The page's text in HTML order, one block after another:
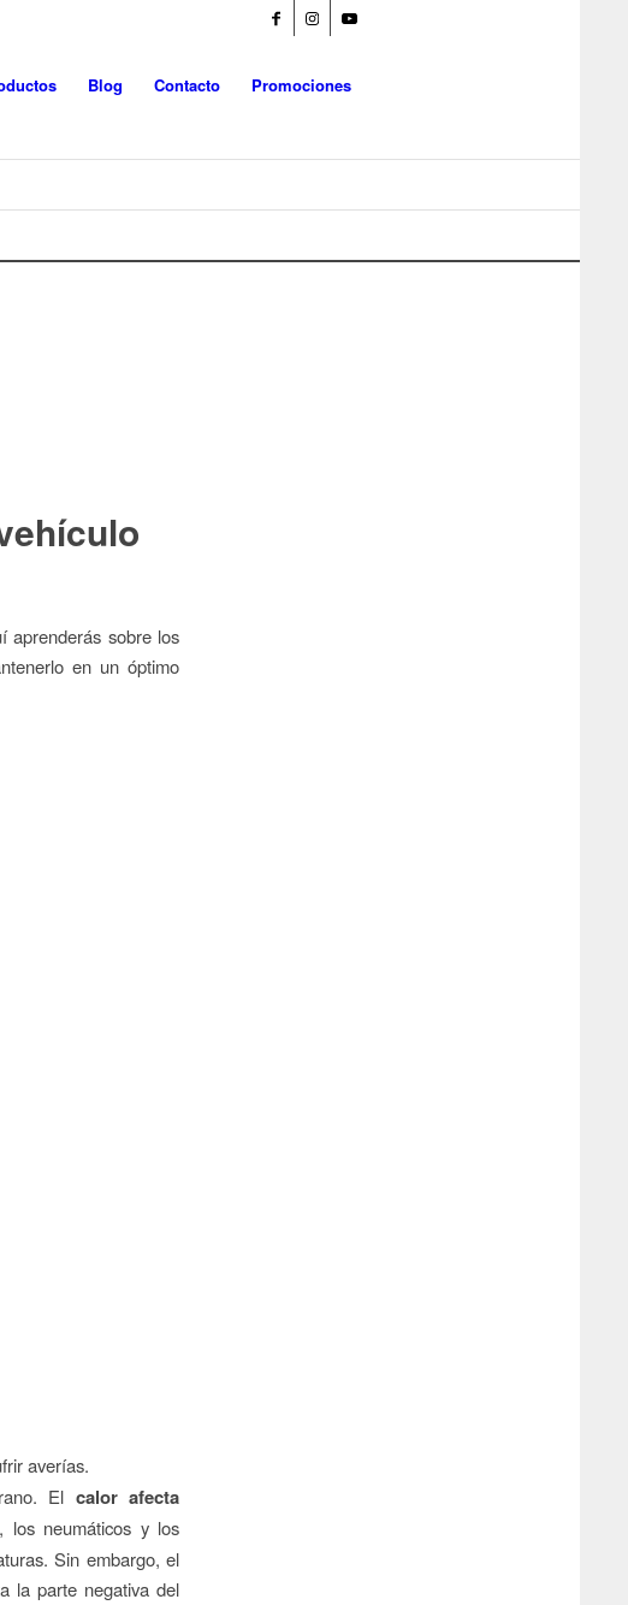
Blog Contacto Promociones
aprenderás sobre los
en un óptimo
averías.
El calor afecta
neumáticos y los
Sin embargo, el
la parte negativa del